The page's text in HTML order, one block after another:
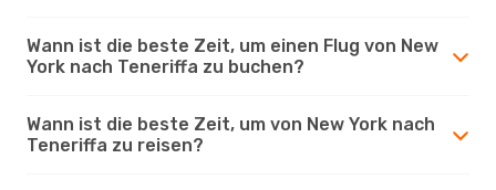
Wann ist die beste Zeit, um einen Flug von New
York nach Teneriffa zu buchen?
Wann ist die beste Zeit, um von New York nach
Teneriffa zu reisen?